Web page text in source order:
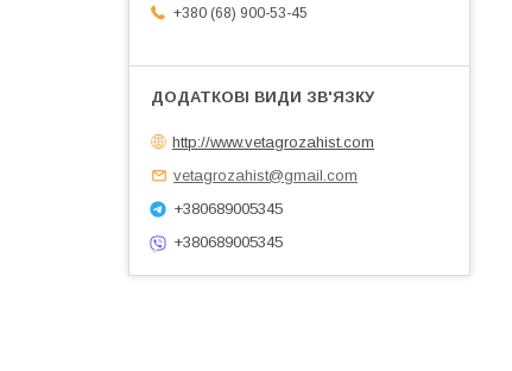
+380 (68) 900-53-45
http://www.vetagrozahist.com
vetagrozahist@gmail.com
+380689005345
+380689005345